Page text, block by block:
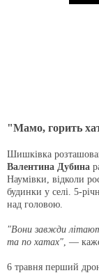
"Мамо, горить
Шишківка
Валентина Дубина
Наумівки, відколи
будинки у селі. 5-
над головою.
"Вони завжди
та по хатах" , —
6 травня перший